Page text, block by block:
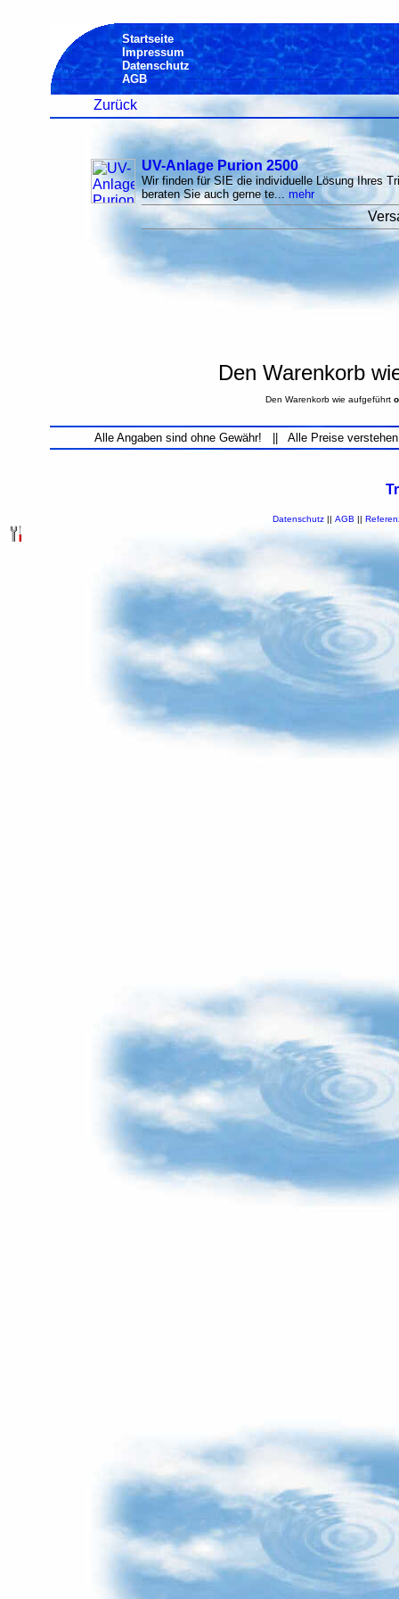
Startseite
Impressum
Datenschutz
AGB
Zurück
UV-Anlage Purion 2500
Wir finden für SIE die individuelle Lösung Ihres
beraten Sie auch gerne te... mehr
Den Warenkorb
Den Warenkorb wie aufgeführt
Alle Angaben sind ohne Gewähr! || Alle Preise
Datenschutz|| AGB ||